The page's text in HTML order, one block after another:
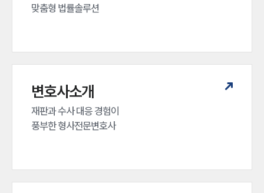
맞춤형 법률솔루션
변호사소개
재판과 수사 대응 경험이
풍부한 형사전문변호사